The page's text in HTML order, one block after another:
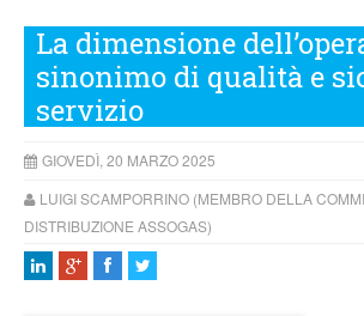
La dimensione
sinonimo di qualità e
servizio
GIOVEDÌ, 20 MARZO 2025
LUIGI SCAMPORRINO (MEMBRO DELLA
DISTRIBUZIONE ASSOGAS)